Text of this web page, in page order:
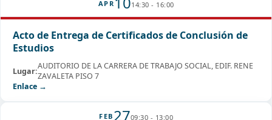
APR 14:30 - 16:00
Acto de Entrega de Certificados de Conclusión de
Estudios
Lugar:AUDITORIO DE LA CARRERA DE TRABAJO SOCIAL, EDIF. RENE
ZAVALETA PISO 7
Enlace →
FEB 2709:30 - 13:00